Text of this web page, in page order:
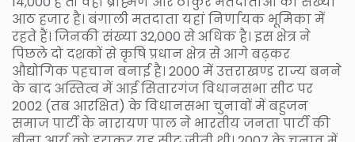
आठ हजार है। बंगाली मतदाता यहां निर्णायक भूमिका में
रहते हैं। जिनकी संख्या 32,000 से अधिक है। इस क्षेत्र ने
पिछले दो दशकों से कृषि प्रधान क्षेत्र से आगे बढ़कर
औद्योगिक पहचान बनाई है। 2000 में उत्तराखण्ड राज्य बनने
के बाद अस्तित्व में आई सितारगंज विधानसभा सीट पर
2002 (तब आरक्षित) के विधानसभा चुनावों में बहुजन
समाज पार्टी के नारायण पाल ने भारतीय जनता पार्टी की